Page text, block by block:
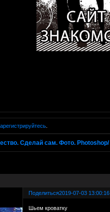
.
Сделай сам. Фото. Photoshop/
Поделиться2019-07-03 13:00:16
Шьем кроватку